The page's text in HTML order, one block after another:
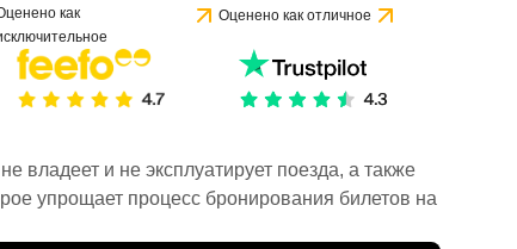
как
Оценено как отличное
и не эксплуатирует поезда, а также
упрощает процесс бронирования билетов на